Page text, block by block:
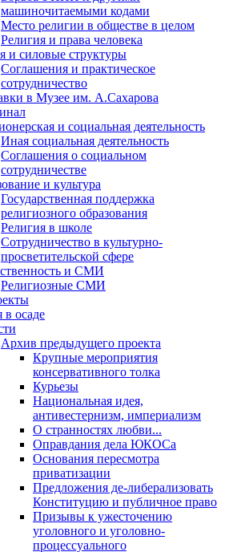
машиночитаемыми кодами
Место религии в обществе в целом
Религия и права человека
и силовые структуры
Соглашения и практическое
сотрудничество
в Музее им. А.Сахарова
и социальная деятельность
Иная социальная деятельность
Соглашения о социальном
сотрудничестве
и культура
Государственная поддержка
религиозного образования
Религия в школе
Сотрудничество в культурно-
просветительской сфере
и СМИ
Религиозные СМИ
в осаде
Архив предыдущего проекта
Крупные мероприятия
консервативного толка
Курьезы
Национальная идея,
антивестернизм, империализм
О странностях любви...
Оправдания дела ЮКОСа
Основания пересмотра
приватизации
Предложения де-либерализовать
Конституцию и публичное право
Призывы к ужесточению
уголовного и уголовно-
процессуального